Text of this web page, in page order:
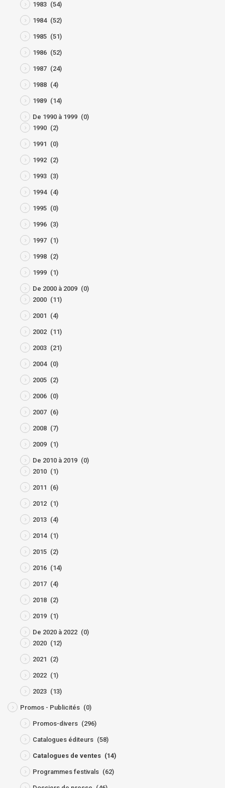
1983 (54)
1984 (52)
1985 (51)
1986 (52)
1987 (24)
1988 (4)
1989 (14)
De 1990 à 1999 (0)
1990 (2)
1991 (0)
1992 (2)
1993 (3)
1994 (4)
1995 (0)
1996 (3)
1997 (1)
1998 (2)
1999 (1)
De 2000 à 2009 (0)
2000 (11)
2001 (4)
2002 (11)
2003 (21)
2004 (0)
2005 (2)
2006 (0)
2007 (6)
2008 (7)
2009 (1)
De 2010 à 2019 (0)
2010 (1)
2011 (6)
2012 (1)
2013 (4)
2014 (1)
2015 (2)
2016 (14)
2017 (4)
2018 (2)
2019 (1)
De 2020 à 2022 (0)
2020 (12)
2021 (2)
2022 (1)
2023 (13)
Promos - Publicités (0)
Promos-divers (296)
Catalogues éditeurs (58)
Catalogues de ventes (14)
Programmes festivals (62)